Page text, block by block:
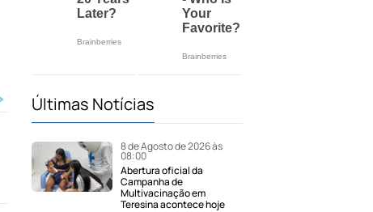
Últimas Notícias
8 de Agosto de 2026 às
08:00
Abertura oficial da
Campanha de
Multivacinação em
Teresina acontece hoje